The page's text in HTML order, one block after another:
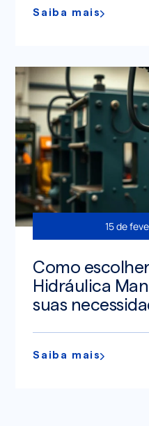
Saiba mais
15 de
Como
Hidráulica
suas
Saiba mais